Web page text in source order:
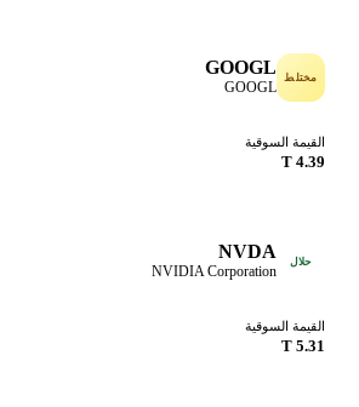
مختلط GOOGL
GOOGL
القيمة السوقية
4.39 T
حلال NVDA
NVIDIA Corporation
القيمة السوقية
5.31 T